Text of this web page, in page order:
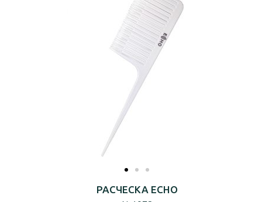
РАСЧЕСКА ECHO